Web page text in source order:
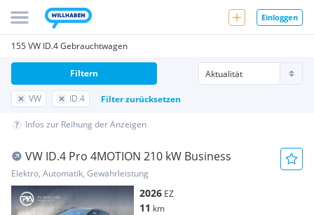
Einloggen
155 VW ID.4 Gebrauchtwagen
VW ID.4 Filter zurücksetzen
Filtern
Infos zur Reihung der Anzeigen
VW ID.4 Pro 4MOTION 210 kW Business
Elektro, Automatik, Gewährleistung
2026 EZ
11 km